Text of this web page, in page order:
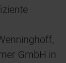
GmbH in